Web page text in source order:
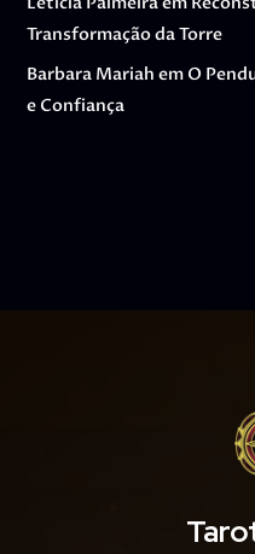
Transformação da Torre
Barbara Mariah em O
e Confiança